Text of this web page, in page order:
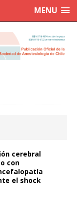
MENU
cerebral
con
el shock